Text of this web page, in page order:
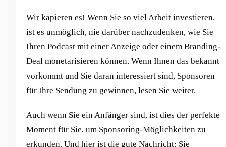
Wir kapieren es! Wenn Sie so viel Arbeit investieren,
ist es unmöglich, nie darüber nachzudenken, wie Sie
Ihren Podcast mit einer Anzeige oder einem Branding-
Deal monetarisieren können. Wenn Ihnen das bekannt
vorkommt und Sie daran interessiert sind, Sponsoren
für Ihre Sendung zu gewinnen, lesen Sie weiter.
Auch wenn Sie ein Anfänger sind, ist dies der perfekte
Moment für Sie, um Sponsoring-Möglichkeiten zu
erkunden. Und hier ist die gute Nachricht: Sie